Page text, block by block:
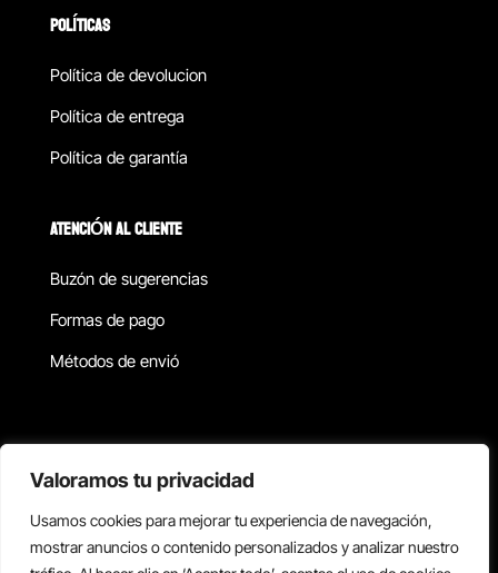
Valoramos tu privacidad
Usamos cookies para mejorar tu experiencia de navegación,
mostrar anuncios o contenido personalizados y analizar nuestro
POLÍTICAS
Política de devolucion
Política de entrega
Política de garantía
ATENCIÓN AL CLIENTE
Buzón de sugerencias
Formas de pago
Métodos de envió
Copyright © 2026 Reisix. Todos los derechos reservados.